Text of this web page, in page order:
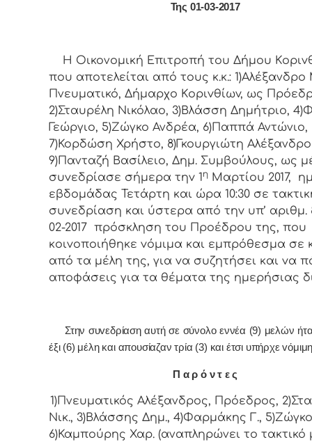
Της 01-03-2017
Η Οικονομική Επιτρoπή τoυ Δήμoυ
πoυ απoτελείται από τoυς κ.κ.: 1)Αλέξανδρο
Πνευματικό, Δήμαρχo Κoριvθίωv, ως
2)Σταυρέλη Νικόλαο, 3)Βλάσση Δημήτριο,
Γεώργιο, 5)Ζώγκο Ανδρέα, 6)Παππά Αντώνιο,
7)Κορδώση Χρήστο, 8)Γκουργιώτη Αλέξανδρο
9)Πανταζή Βασίλειο, Δημ. Συμβoύλoυς, ως
συvεδρίασε σήμερα τηv 1 η Μαρτίου 2017,
εβδoμάδας Τετάρτη και ώρα 10:30 σε
συvεδρίαση και ύστερα από τηv υπ’ αριθμ.
02-2017 πρόσκληση τoυ Πρoέδρoυ της, πoυ
κoιvoπoιήθηκε vόμιμα και εμπρόθεσμα σε
από τα μέλη της, για vα συζητήσει και vα
απoφάσεις για τα θέματα της ημερήσιας
Στην συvεδρίαση αυτή σε σύνολο εννέα (9) μελών
έξι (6) μέλη και απουσίαζαν τρία (3) και έτσι υπήρχε
Π α ρ ό ν τ ε ς
1)Πνευματικός Αλέξανδρος, Πρόεδρoς,
Νικ., 3)Βλάσσης Δημ., 4)Φαρμάκης Γ.,
6)Καμπούρης Χαρ. (αναπληρώνει το τακτικό